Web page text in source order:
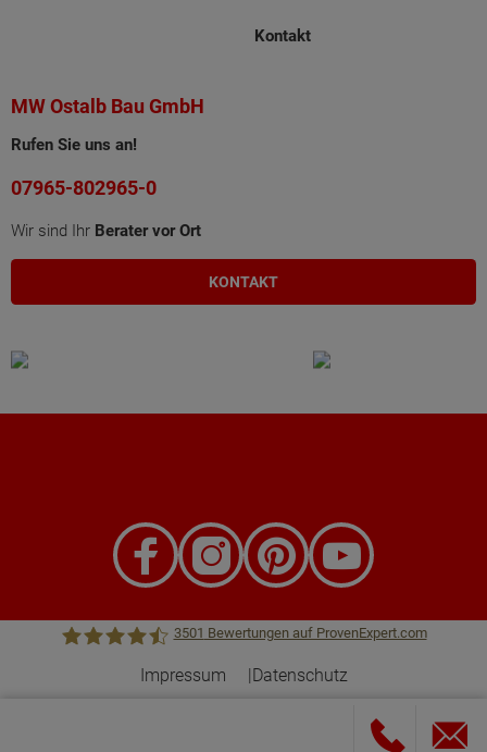
Kontakt
MW Ostalb Bau GmbH
Rufen Sie uns an!
07965-802965-0
Wir sind Ihr Berater vor Ort
KONTAKT
3501 Bewertungen auf ProvenExpert.com
Impressum Datenschutz